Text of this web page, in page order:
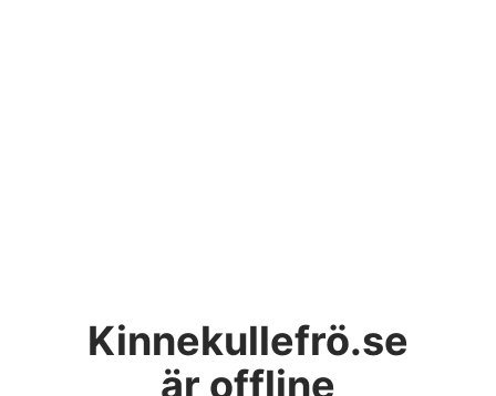
Kinnekullefrö.se
är offline